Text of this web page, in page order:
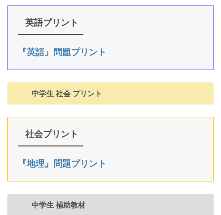
英語プリント
『英語』問題プリント
中学生 社会 プリント
社会プリント
『地理』問題プリント
中学生 補助教材